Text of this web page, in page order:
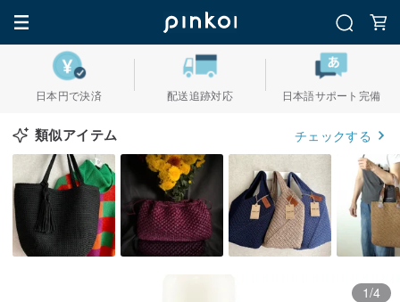
日本円で決済 配送追跡対応 日本語サポート完備
類似アイテム チェックする
1/4